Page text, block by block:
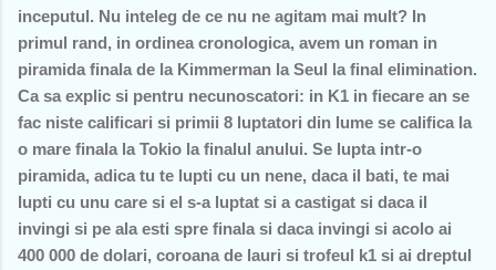
inceputul. Nu inteleg de ce nu ne agitam mai mult? In
primul rand, in ordinea cronologica, avem un roman in
piramida finala de la Kimmerman la Seul la final elimination.
Ca sa explic si pentru necunoscatori: in K1 in fiecare an se
fac niste calificari si primii 8 luptatori din lume se califica la
o mare finala la Tokio la finalul anului. Se lupta intr-o
piramida, adica tu te lupti cu un nene, daca il bati, te mai
lupti cu unu care si el s-a luptat si a castigat si daca il
invingi si pe ala esti spre finala si daca invingi si acolo ai
400 000 de dolari, coroana de lauri si trofeul k1 si ai dreptul